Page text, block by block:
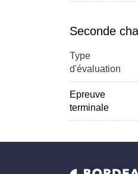
Seconde
Type
d'évaluation
Epreuve
terminale